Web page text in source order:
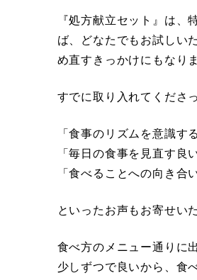
『処方献立セット』は
ば、どなたでもお試しい
め直すきっかけにもなり
すでに取り入れてくださ
「食事のリズムを意識す
「毎日の食事を見直す良
「食べることへの向き合
といったお声もお寄せい
食べ方のメニュー通りに
少しずつで良いから、食